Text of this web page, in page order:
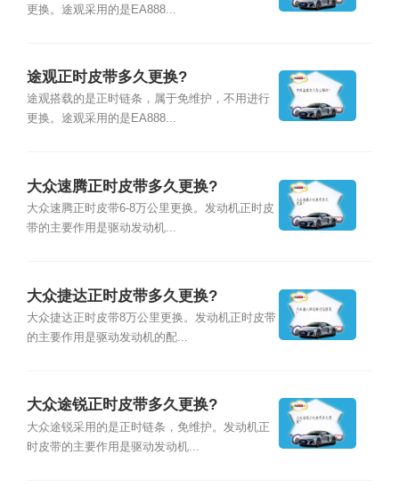
更换。途观采用的是EA888...
途观正时皮带多久更换?
途观搭载的是正时链条，属于免维护，不用进行
更换。途观采用的是EA888...
大众速腾正时皮带多久更换?
大众速腾正时皮带6-8万公里更换。发动机正时皮
带的主要作用是驱动发动机...
大众捷达正时皮带多久更换?
大众捷达正时皮带8万公里更换。发动机正时皮带
的主要作用是驱动发动机的配...
大众途锐正时皮带多久更换?
大众途锐采用的是正时链条，免维护。发动机正
时皮带的主要作用是驱动发动机...